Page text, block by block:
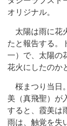
オリジナル。
太陽は雨に花
たと報告する。
一）で、太陽の
花火にしたのか
桜まつり当日
美（真飛聖）が
すると、霞美は
雨は、触覚を失